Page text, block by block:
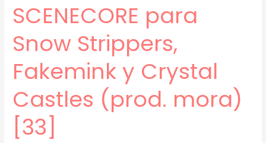
SCENECORE para
Snow Strippers,
Fakemink y Crystal
Castles (prod. mora)
[33]